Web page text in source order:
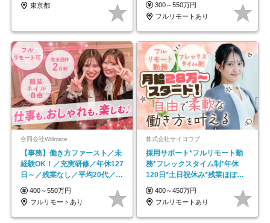
東京都
300～550万円
フルリモートあり
合同会社Willmate
【事務】働き方ファースト／未
経験OK！／充実研修／年休127
日～／残業なし／平均20代／リ
モートOK
400～550万円
フルリモートあり
株式会社サイヨウブ
採用サポート*フルリモート勤
務*フレックスタイム制*年休
120日*土日祝休み*残業ほぼな
し*育児中社員8割以上
400～450万円
フルリモートあり